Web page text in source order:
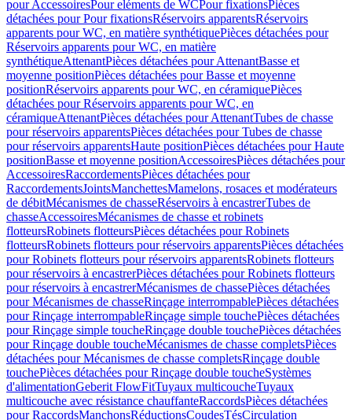
pour AccessoiresPour eléments de WCPour fixationsPièces
détachées pour Pour fixationsRéservoirs apparentsRéservoirs
apparents pour WC, en matière synthétiquePièces détachées pour
Réservoirs apparents pour WC, en matière
synthétiqueAttenantPièces détachées pour AttenantBasse et
moyenne positionPièces détachées pour Basse et moyenne
positionRéservoirs apparents pour WC, en céramiquePièces
détachées pour Réservoirs apparents pour WC, en
céramiqueAttenantPièces détachées pour AttenantTubes de chasse
pour réservoirs apparentsPièces détachées pour Tubes de chasse
pour réservoirs apparentsHaute positionPièces détachées pour Haute
positionBasse et moyenne positionAccessoiresPièces détachées pour
AccessoiresRaccordementsPièces détachées pour
RaccordementsJointsManchettesMamelons, rosaces et modérateurs
de débitMécanismes de chasseRéservoirs à encastrerTubes de
chasseAccessoiresMécanismes de chasse et robinets
flotteursRobinets flotteursPièces détachées pour Robinets
flotteursRobinets flotteurs pour réservoirs apparentsPièces détachées
pour Robinets flotteurs pour réservoirs apparentsRobinets flotteurs
pour réservoirs à encastrerPièces détachées pour Robinets flotteurs
pour réservoirs à encastrerMécanismes de chassePièces détachées
pour Mécanismes de chasseRinçage interrompablePièces détachées
pour Rinçage interrompableRinçage simple touchePièces détachées
pour Rinçage simple toucheRinçage double touchePièces détachées
pour Rinçage double toucheMécanismes de chasse completsPièces
détachées pour Mécanismes de chasse completsRinçage double
touchePièces détachées pour Rinçage double toucheSystèmes
d'alimentationGeberit FlowFitTuyaux multicoucheTuyaux
multicouche avec résistance chauffanteRaccordsPièces détachées
pour RaccordsManchonsRéductionsCoudesTésCirculation